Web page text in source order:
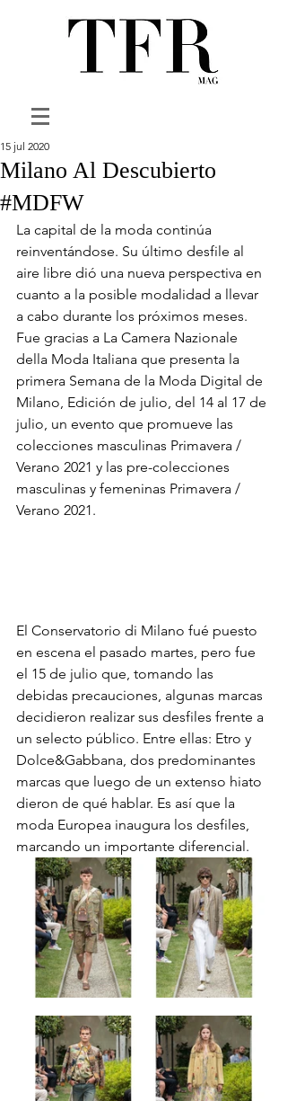
Milano Al Descubierto
#MDFW
15 jul 2020
La capital de la moda continúa
reinventándose. Su último desfile al
aire libre dió una nueva perspectiva en
cuanto a la posible modalidad a llevar
a cabo durante los próximos meses.
Fue gracias a La Camera Nazionale
della Moda Italiana que presenta la
primera Semana de la Moda Digital de
Milano, Edición de julio, del 14 al 17 de
julio, un evento que promueve las
colecciones masculinas Primavera /
Verano 2021 y las pre-colecciones
masculinas y femeninas Primavera /
Verano 2021.
El Conservatorio di Milano fué puesto
en escena el pasado martes, pero fue
el 15 de julio que, tomando las
debidas precauciones, algunas marcas
decidieron realizar sus desfiles frente a
un selecto público. Entre ellas: Etro y
Dolce&Gabbana, dos predominantes
marcas que luego de un extenso hiato
dieron de qué hablar. Es así que la
moda Europea inaugura los desfiles,
marcando un importante diferencial.